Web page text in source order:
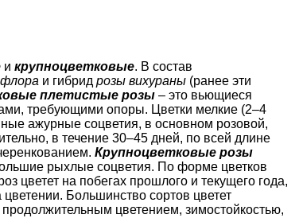
и крупноцветковые. В состав
и гибрид розы вихураны (ранее эти
плетистые розы – это вьющиеся
требующими опоры. Цветки мелкие (2–4
ажурные соцветия, в основном розовой,
в течение 30–45 дней, по всей длине
Крупноцветковые розы
рыхлые соцветия. По форме цветков
цветет на побегах прошлого и текущего года,
Большинство сортов цветет
цветением, зимостойкостью,